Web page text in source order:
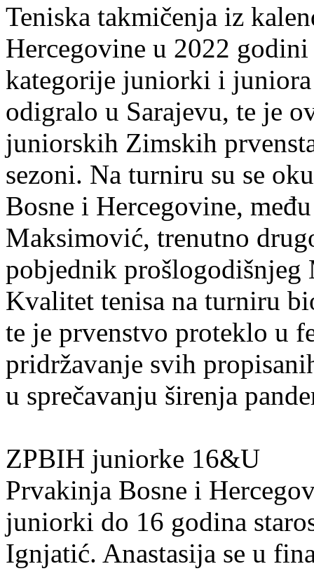
Teniska takmičenja iz
Hercegovine u 2022
kategorije juniorki i juniora
odigralo u Sarajevu, te je
juniorskih Zimskih
sezoni. Na turniru su se
Bosne i Hercegovine,
Maksimović, trenutno
pobjednik prošlogodišnjeg
Kvalitet tenisa na turniru
te je prvenstvo proteklo u
pridržavanje svih
u sprečavanju širenja
ZPBIH juniorke 16&U
Prvakinja Bosne i
juniorki do 16 godina
Ignjatić. Anastasija se u